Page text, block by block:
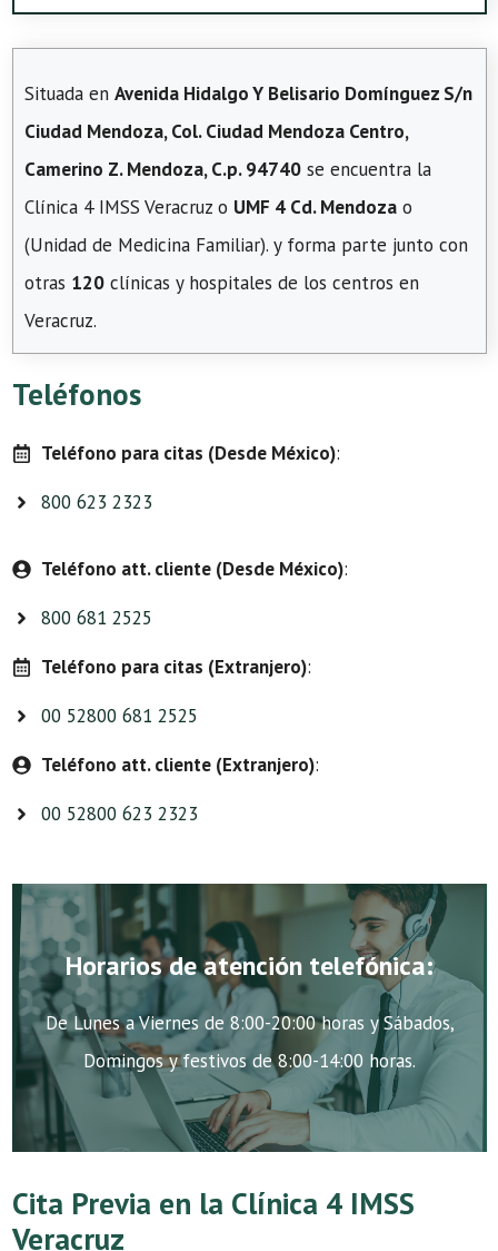
Situada en Avenida Hidalgo Y Belisario Domínguez S/n
Ciudad Mendoza, Col. Ciudad Mendoza Centro,
Camerino Z. Mendoza, C.p. 94740 se encuentra la
Clínica 4 IMSS Veracruz o UMF 4 Cd. Mendoza o
(Unidad de Medicina Familiar). y forma parte junto con
otras 120 clínicas y hospitales de los centros en
Veracruz.
Teléfonos
Teléfono para citas (Desde México):
800 623 2323
Teléfono att. cliente (Desde México):
800 681 2525
Teléfono para citas (Extranjero):
00 52800 681 2525
Teléfono att. cliente (Extranjero):
00 52800 623 2323
Horarios de atención telefónica:
De Lunes a Viernes de 8:00-20:00 horas y Sábados,
Domingos y festivos de 8:00-14:00 horas.
Cita Previa en la Clínica 4 IMSS
Veracruz